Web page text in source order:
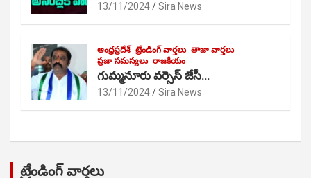
13/11/2024 Sira News
ఆంధ్రప్రదేశ్ ట్రేండింగ్ వార్తలు తాజా వార్తలు
ప్రజా సమస్యలు రాజకీయం
గుమ్మనూరు వర్సెస్ జేసీ…
13/11/2024 Sira News
ట్రేండింగ్ వార్తలు